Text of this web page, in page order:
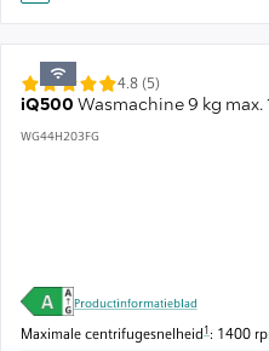
iQ500 Wasmachine 9 kg max.
WG44H203FG
4.8 (5)
Productinformatieblad
Maximale centrifugesnelheid Voetnoot 1:
1: 1400